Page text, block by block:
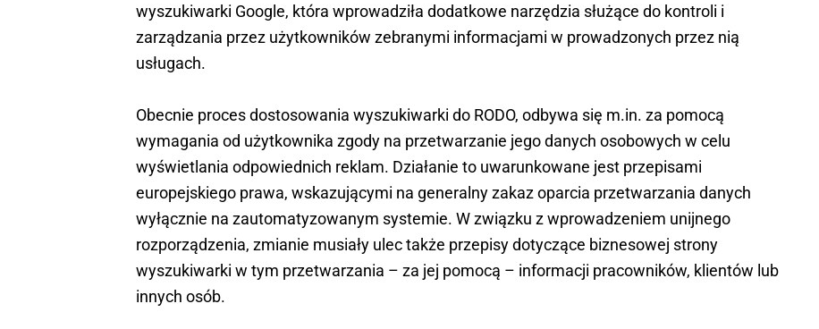
wyszukiwarki Google, która wprowadziła dodatkowe narzędzia służące do kontroli i
zarządzania przez użytkowników zebranymi informacjami w prowadzonych przez nią
usługach.
Obecnie proces dostosowania wyszukiwarki do RODO, odbywa się m.in. za pomocą
wymagania od użytkownika zgody na przetwarzanie jego danych osobowych w celu
wyświetlania odpowiednich reklam. Działanie to uwarunkowane jest przepisami
europejskiego prawa, wskazującymi na generalny zakaz oparcia przetwarzania danych
wyłącznie na zautomatyzowanym systemie. W związku z wprowadzeniem unijnego
rozporządzenia, zmianie musiały ulec także przepisy dotyczące biznesowej strony
wyszukiwarki w tym przetwarzania – za jej pomocą – informacji pracowników, klientów lub
innych osób.